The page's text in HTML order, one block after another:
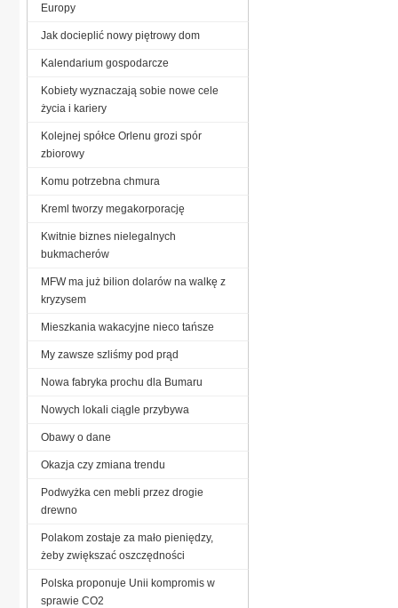
Europy
Jak docieplić nowy piętrowy dom
Kalendarium gospodarcze
Kobiety wyznaczają sobie nowe cele
życia i kariery
Kolejnej spółce Orlenu grozi spór
zbiorowy
Komu potrzebna chmura
Kreml tworzy megakorporację
Kwitnie biznes nielegalnych
bukmacherów
MFW ma już bilion dolarów na walkę z
kryzysem
Mieszkania wakacyjne nieco tańsze
My zawsze szliśmy pod prąd
Nowa fabryka prochu dla Bumaru
Nowych lokali ciągle przybywa
Obawy o dane
Okazja czy zmiana trendu
Podwyżka cen mebli przez drogie
drewno
Polakom zostaje za mało pieniędzy,
żeby zwiększać oszczędności
Polska proponuje Unii kompromis w
sprawie CO2